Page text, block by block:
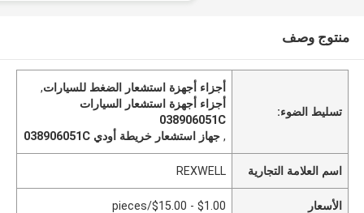
منتوج وصف
تسليط الضوء:
أجزاء أجهزة استشعار الضغط للسيارات,
أجزاء أجهزة استشعار السيارات
038906051C
,جهاز استشعار خريطة أودي 038906051C
اسم العلامة التجارية REXWELL
الأسعار $1.00 - $15.00/pieces